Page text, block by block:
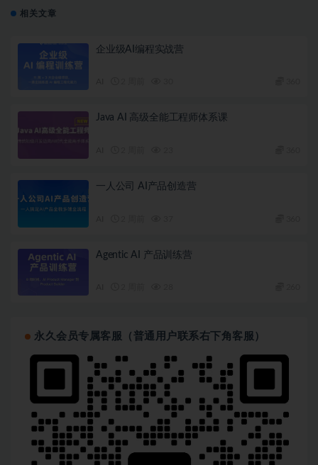
相关文章
企业级AI编程实战营
Java AI 高级全能工程师体系课
一人公司 AI产品创造营
Agentic AI 产品训练营
永久会员专属客服（普通用户联系右下角客服）